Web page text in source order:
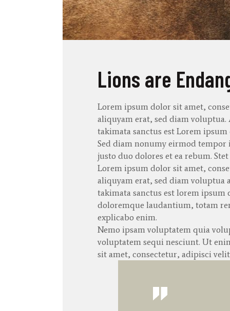
Lions are
Lorem ipsum dolor sit amet,
aliquyam erat, sed diamvoluptua.
takimata sanctus est Lorem
Sed diam nonumy eirmod tempor
justo duo dolores et ea rebum. Stet
Lorem ipsum dolor sit amet,
aliquyam erat, sed diamvoluptua
takimata sanctus est lorem ipsum
doloremque laudantium, totam
explicabo enim.
Nemo ipsam voluptatem quia
voluptatem sequi nesciunt. Ut
sit amet, consectetur, adipisci